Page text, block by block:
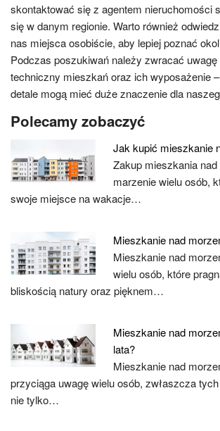
skontaktować się z agentem nieruchomości
się w danym regionie. Warto również
nas miejsca osobiście, aby lepiej poznać
Podczas poszukiwań należy zwracać uwagę
techniczny mieszkań oraz ich wyposażenie
detale mogą mieć duże znaczenie dla
Polecamy zobaczyć
Jak kupić mieszkanie
Zakup mieszkania
marzenie wielu osób,
swoje miejsce na wakacje…
Mieszkanie nad
Mieszkanie nad
wielu osób, które
bliskością natury oraz pięknem…
Mieszkanie nad
lata?
Mieszkanie nad
przyciąga uwagę wielu osób, zwłaszcza
nie tylko…